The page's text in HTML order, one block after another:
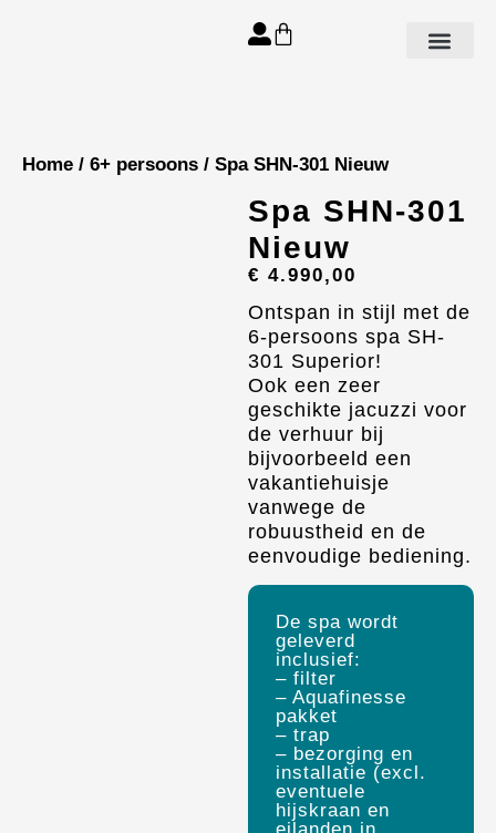
Home / 6+ persoons / Spa SHN-301 Nieuw
Spa SHN-301
Nieuw
€ 4.990,00
Ontspan in stijl met de
6-persoons spa SH-
301 Superior!
Ook een zeer
geschikte jacuzzi voor
de verhuur bij
bijvoorbeeld een
vakantiehuisje
vanwege de
robuustheid en de
eenvoudige bediening.
De spa wordt
geleverd
inclusief:
– filter
– Aquafinesse
pakket
– trap
– bezorging en
installatie (excl.
eventuele
hijskraan en